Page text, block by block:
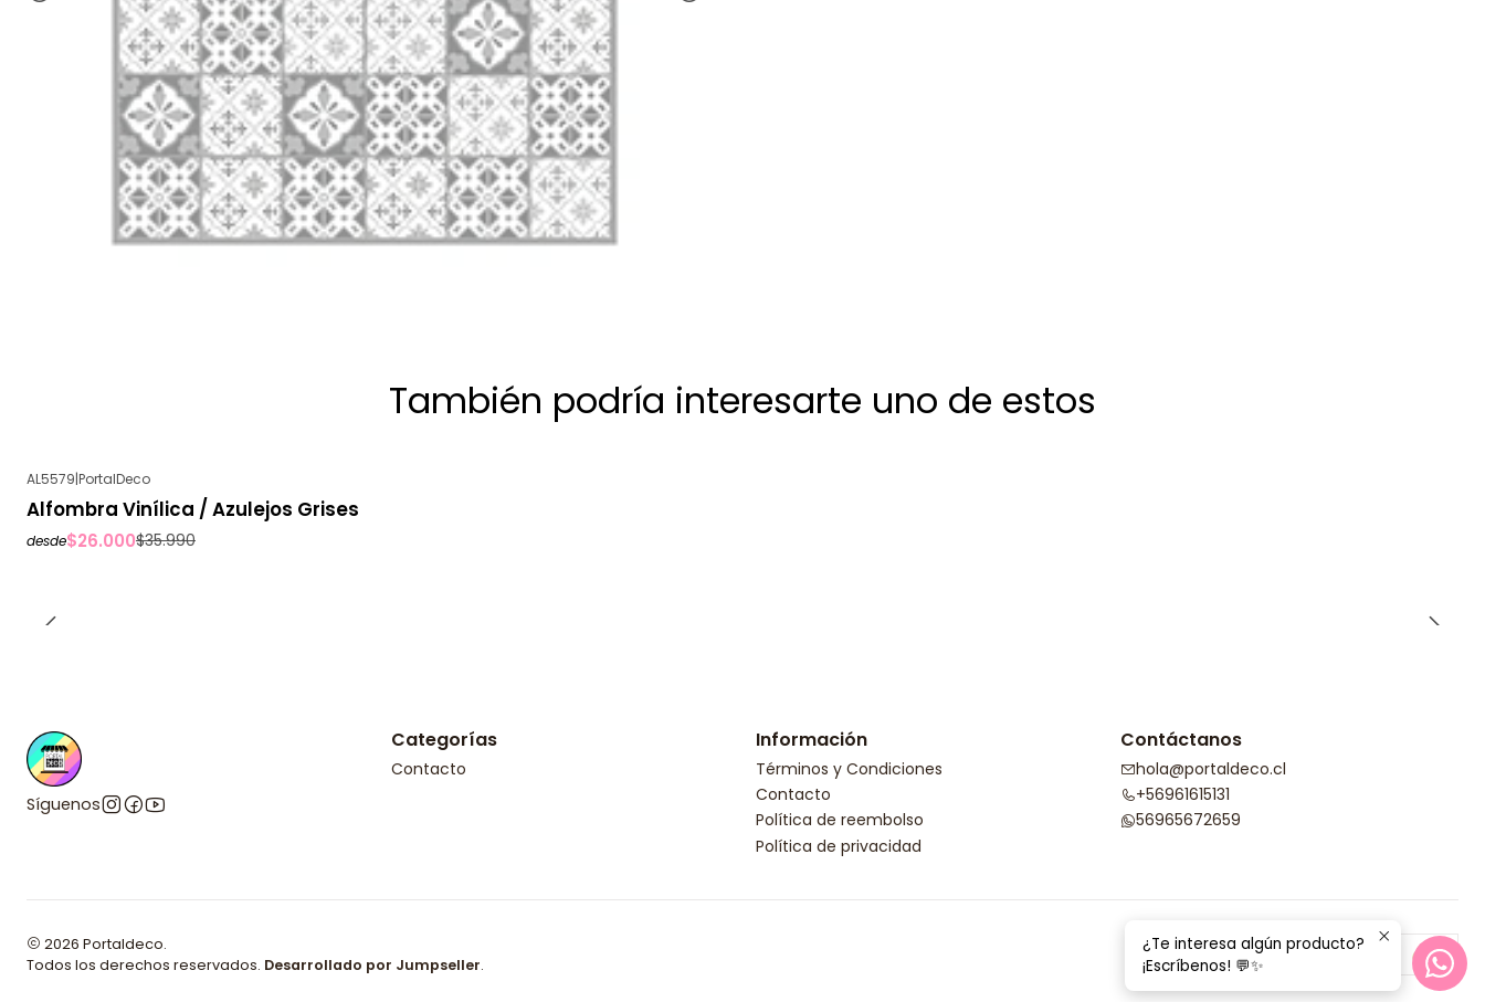
También podría interesarte uno de estos
AL5579|PortalDeco
Alfombra Vinílica / Azulejos Grises
desde$26.000$35.990
Síguenos
Categorías
Contacto
Información
Términos y Condiciones
Contacto
Política de reembolso
Política de privacidad
Contáctanos
hola@portaldeco.cl
+56961615131
56965672659
2026 Portaldeco.
Todos los derechos reservados. Desarrollado por Jumpseller.
¿Te interesa algún producto?
¡Escríbenos! 💬✨